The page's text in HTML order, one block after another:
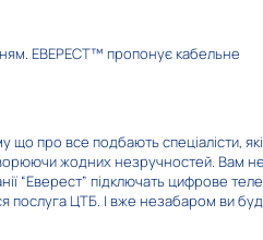
M2
ЕВЕРЕСТ™ пропонує кабельне
про все подбають спеціалісти, які
жодних незручностей. Вам не
“Еверест” підключать цифрове
послуга ЦТБ. І вже незабаром ви